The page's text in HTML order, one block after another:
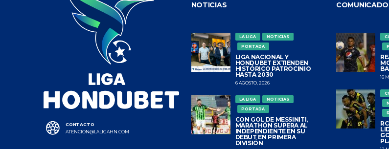
CONTACTO
ATENCION@LALIGAHN.COM
NOTICIAS
LA LIGA
NOTICIAS
PORTADA
LIGA NACIONAL Y
HONDUBET EXTIENDEN
HISTÓRICO PATROCINIO
HASTA 2030
6 AGOSTO, 2026
LA LIGA
NOTICIAS
PORTADA
CON GOL DE MESSINITI,
MARATHÓN SUPERA AL
INDEPENDIENTE EN SU
DEBUT EN PRIMERA
DIVISIÓN
16